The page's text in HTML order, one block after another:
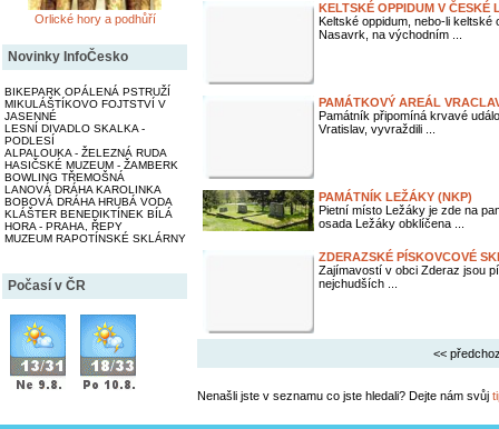
Orlické hory a podhůří
Novinky InfoČesko
BIKEPARK OPÁLENÁ PSTRUŽÍ
MIKULÁŠTÍKOVO FOJTSTVÍ V
JASENNÉ
LESNÍ DIVADLO SKALKA -
PODLESÍ
ALPALOUKA - ŽELEZNÁ RUDA
HASIČSKÉ MUZEUM - ŽAMBERK
BOWLING TŘEMOŠNÁ
LANOVÁ DRÁHA KAROLINKA
BOBOVÁ DRÁHA HRUBÁ VODA
KLÁŠTER BENEDIKTÍNEK BÍLÁ
HORA - PRAHA, ŘEPY
MUZEUM RAPOTÍNSKÉ SKLÁRNY
Počasí v ČR
KELTSKÉ OPPIDUM V ČESKÉ
Keltské oppidum, nebo-li
Nasavrk, na východním ...
PAMÁTKOVÝ AREÁL
Památník připomíná krvavé
Vratislav, vyvraždili ...
PAMÁTNÍK LEŽÁKY (NKP)
Pietní místo Ležáky je zde na
osada Ležáky obklíčena ...
ZDERAZSKÉ PÍSKOVCOVÉ
Zajímavostí v obci Zderaz jsou
nejchudších ...
<<
Nenašli jste v seznamu co jste hledali? Dejte nám svůj